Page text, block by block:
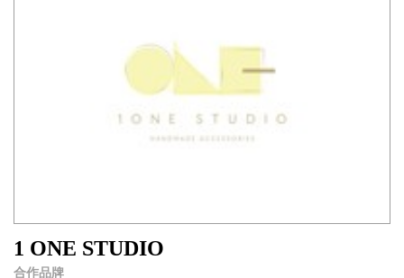
1 ONE STUDIO
合作品牌